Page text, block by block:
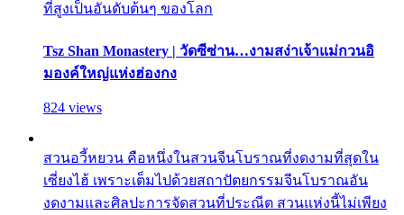
ที่สูงเป็นอันดับต้นๆ ของโลก
Tsz Shan Monastery | วัดซีซ่าน…งามสง่าเจ้าแม่กวนอิ
มองค์ใหญ่แห่งฮ่องกง
824 views
สวนอวี้หยวน คือหนึ่งในสวนจีนโบราณที่งดงามที่สุดใน
เซี่ยงไฮ้ เพราะเต็มไปด้วยสถาปัตยกรรมจีนโบราณอัน
งดงามและศิลปะการจัดสวนที่ประณีต สวนแห่งนี้ไม่เพียง